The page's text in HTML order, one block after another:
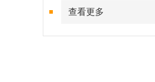
查看更多